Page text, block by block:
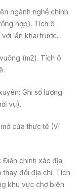
ngành nghề chính
hợp). Tích ô
lần khai trước.
(m2). Tích ô
Ghi số lượng
vụ).
cửa thực tế (Ví
Điền chính xác địa
thay đổi địa chỉ. Tích
khu vực chợ biên